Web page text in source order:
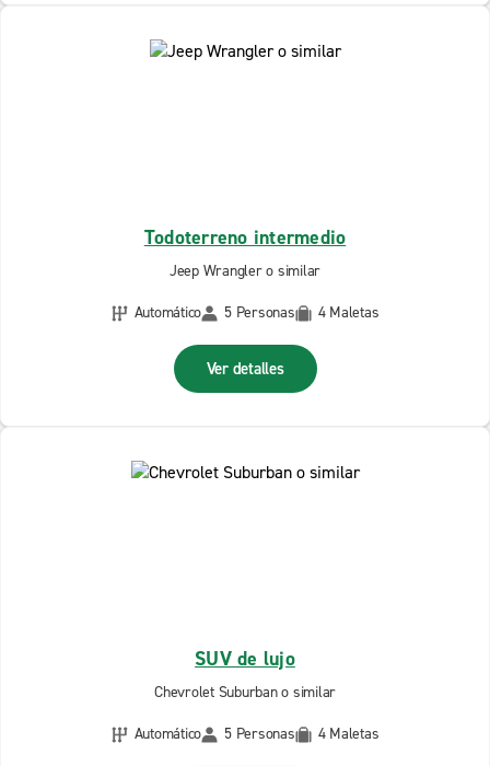
Todoterreno intermedio
Jeep Wrangler o similar
Automático
5 Personas 4 Maletas
Ver detalles
SUV de lujo
Chevrolet Suburban o similar
Automático
5 Personas 4 Maletas